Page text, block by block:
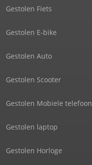
Gestolen Fiets
Gestolen E-bike
Gestolen Auto
Gestolen Scooter
Gestolen Mobiele telefoon
Gestolen laptop
Gestolen Horloge